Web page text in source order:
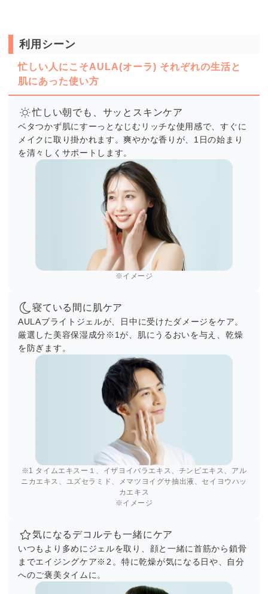
利用シーン
忙しい人にこそAULA(オーラ) それぞれの生活と
肌にあった使い方
忙しい朝でも、サッとスキンケア
ベタつかず肌にすーっとなじむリッチな使用感で、すぐに
メイクに取り掛かれます。爽やかな香りが、1日の始まり
を清々しくサポートします。
※イメージ
寝ている間に肌ケア
AULAブライトジェルが、日中に受けたダメージをケア。
厳選した美容保湿成分※1が、肌にうるおいを与え、乾燥
を防ぎます。
※1 タイムエキスー１、イザヨイバラエキス、チンピエキス、アル
ニカエキス、ユズセラミド、メマツヨイグサ抽出液、セイヨウハッ
カエキス
※イメージ
気になるデコルテも一緒にケア
いつもより多めにジェルを取り、顔と一緒に首筋から鎖骨
までエイジングケア※2 。特に乾燥が気になる日や、自分
へのご褒美タイムに。